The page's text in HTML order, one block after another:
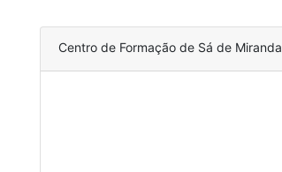
Centro de Formação de Sá de Miranda